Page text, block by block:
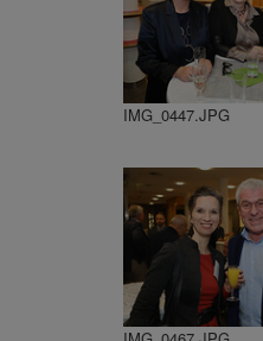
IMG_0447.JPG